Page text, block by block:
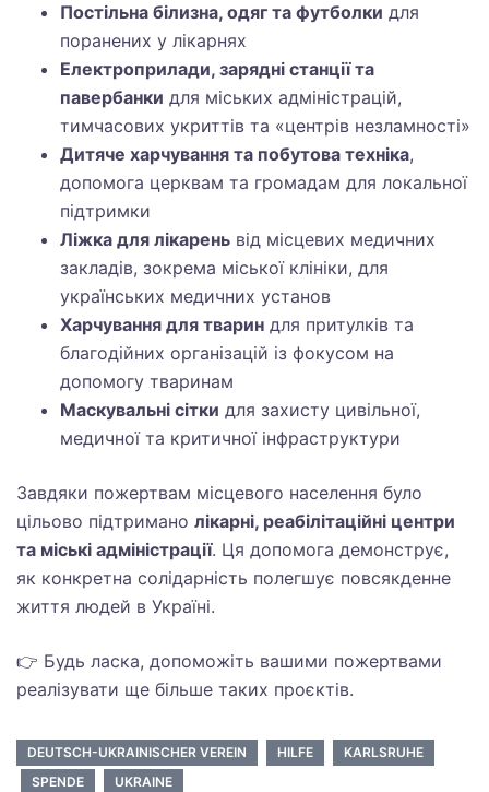
Постільна білизна, одяг та футболки для
поранених у лікарнях
Електроприлади, зарядні станції та
павербанки для міських адміністрацій,
тимчасових укриттів та «центрів незламності»
Дитяче харчування та побутова техніка,
допомога церквам та громадам для локальної
підтримки
Ліжка для лікарень від місцевих медичних
закладів, зокрема міської клініки, для
українських медичних установ
Харчування для тварин для притулків та
благодійних організацій із фокусом на
допомогу тваринам
Маскувальні сітки для захисту цивільної,
медичної та критичної інфраструктури
Завдяки пожертвам місцевого населення було
цільово підтримано лікарні, реабілітаційні центри
та міські адміністрації. Ця допомога демонструє,
як конкретна солідарність полегшує повсякденне
життя людей в Україні.
👉 Будь ласка, допоможіть вашими пожертвами
реалізувати ще більше таких проєктів.
DEUTSCH-UKRAINISCHER VEREIN HILFE
KARLSRUHE
SPENDE
UKRAINE